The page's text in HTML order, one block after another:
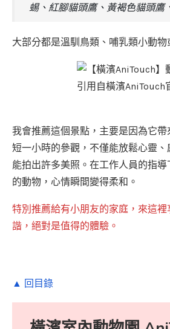
蜴、紅腳貓頭鷹、黃褐色貓頭鷹
大部分都是溫馴鳥類、哺乳類小動物
引用自橫濱AniTouch
我會推薦這個景點，主要是因為它
短一小時的參觀，不僅能放鬆心靈
能拍出許多美照。在工作人員的指
的動物，心情瞬間變得柔和。
特別推薦給有小朋友的家庭，來這
諧，絕對是值得的體驗。
▲ 回目錄